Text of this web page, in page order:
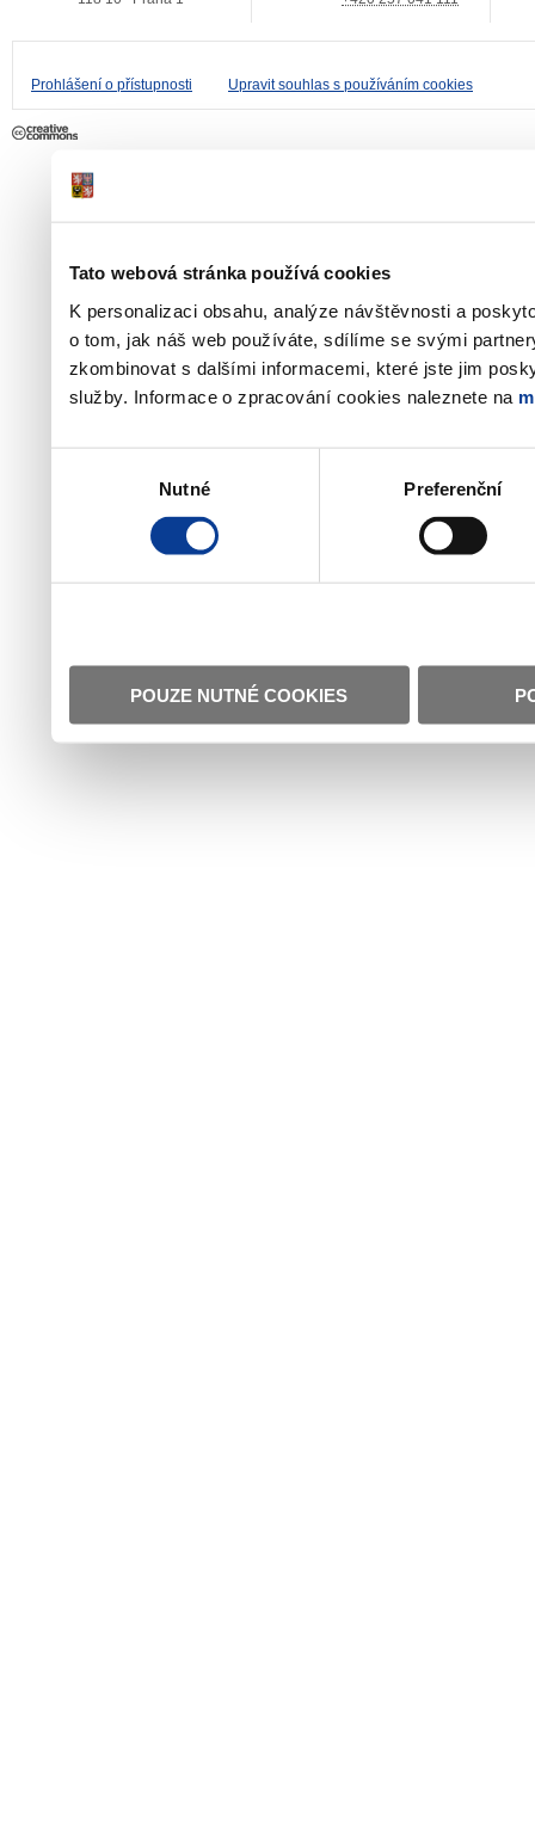
Tato webová stránka používá cookies
K personalizaci obsahu, analýze návštěvnosti a
o tom, jak náš web používáte, sdílíme se svými
zkombinovat s dalšími informacemi, které jste jim
služby. Informace o zpracování cookies naleznete na
Nutné Preferenční
POUZE NUTNÉ COOKIES
Prohlášení o přístupnosti Upravit souhlas s používáním cookies